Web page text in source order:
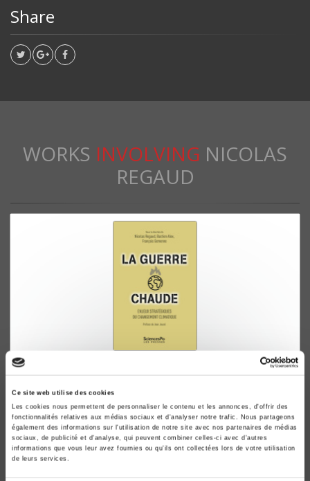
Ce site web utilise des cookies
Les cookies nous permettent de personnaliser le contenu et les annonces, d'offrir des
fonctionnalités relatives aux médias sociaux et d'analyser notre trafic. Nous partageons
également des informations sur l'utilisation de notre site avec nos partenaires de médias
sociaux, de publicité et d'analyse, qui peuvent combiner celles-ci avec d'autres
informations que vous leur avez fournies ou qu'ils ont collectées lors de votre utilisation
de leurs services.
Share
WORKS INVOLVING NICOLAS
REGAUD
La guerre chaude
Enjeux stratégiques du changement climatique
Nicolas Regaud, Bastien Alex